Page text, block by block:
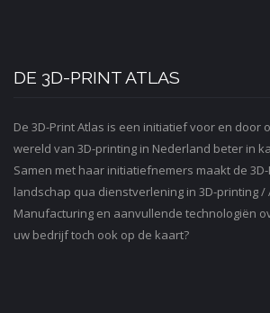
DE 3D-PRINT ATLAS
De 3D-Print Atlas is een initiatief voor en door
wereld van 3D-printing in Nederland beter in
Samen met haar initiatiefnemers maakt de
landschap qua dienstverlening in 3D-printing /
Manufacturing en aanvullende technologiën
uw bedrijf toch ook op de kaart?